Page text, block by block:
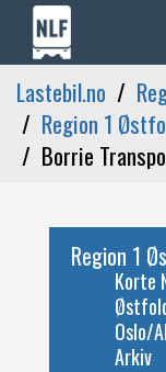
Lastebil.no
Region 1
Borrie
Region 1
Korte
Oslo/
Arkiv